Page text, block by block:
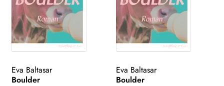
Eva Baltasar
Boulder
Eva Baltasar
Boulder